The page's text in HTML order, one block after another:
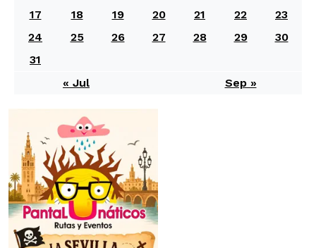
17
18 19 20 21 22
23
24
25 26 27 28 29
30
31
« Jul
Sep »